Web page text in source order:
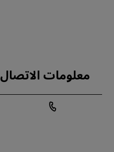
معلومات الاتصال